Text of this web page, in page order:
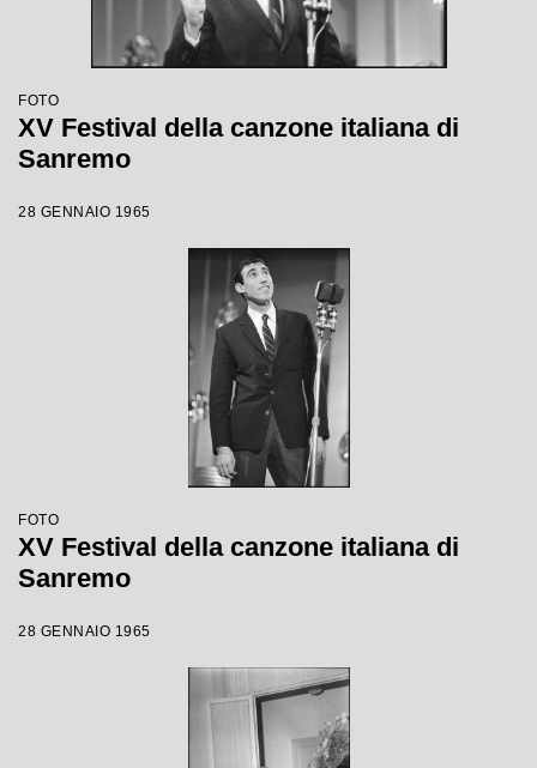
FOTO
XV Festival della canzone italiana di
Sanremo
28 GENNAIO 1965
FOTO
XV Festival della canzone italiana di
Sanremo
28 GENNAIO 1965